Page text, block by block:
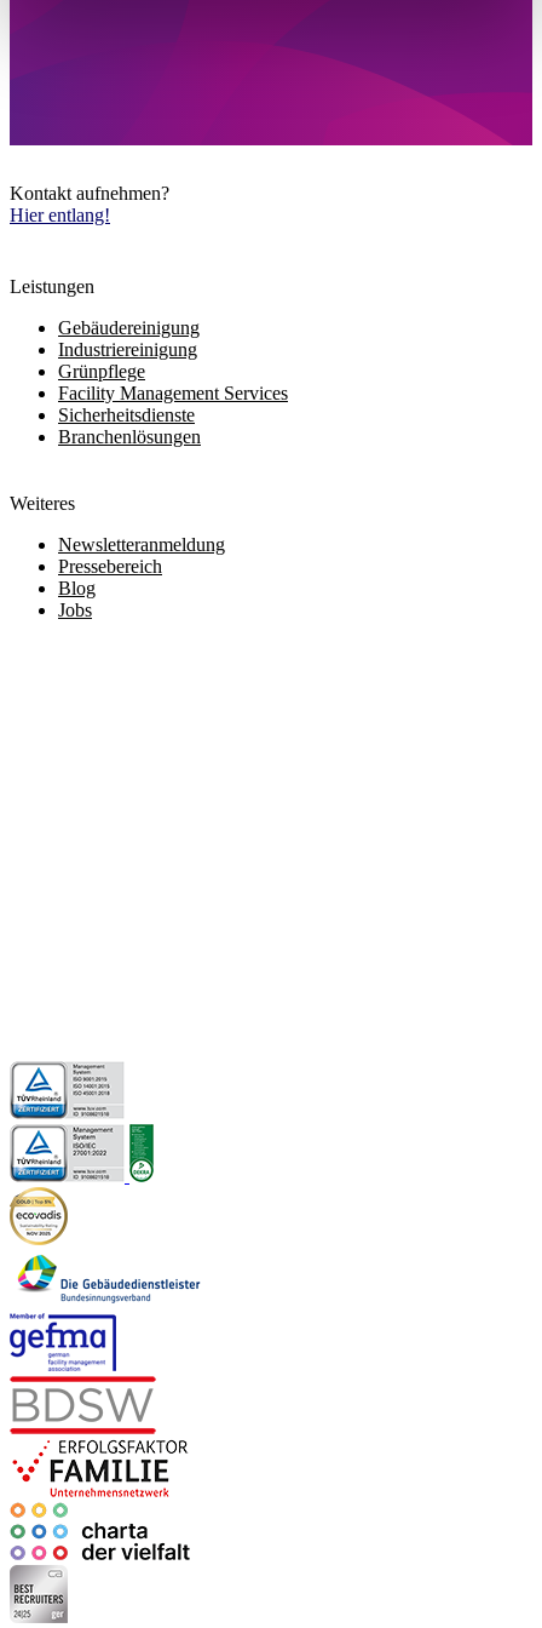
Kontakt aufnehmen?
Hier entlang!
Leistungen
Gebäudereinigung
Industriereinigung
Grünpflege
Facility Management Services
Sicherheitsdienste
Branchenlösungen
Weiteres
Newsletteranmeldung
Pressebereich
Blog
Jobs